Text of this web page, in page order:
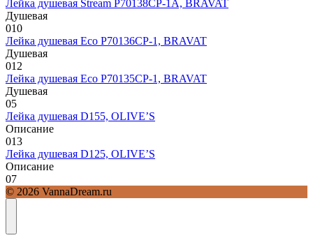
Лейка душевая Stream P70138CP-1A, BRAVAT
Душевая
010
Лейка душевая Eco P70136CP-1, BRAVAT
Душевая
012
Лейка душевая Eco P70135CP-1, BRAVAT
Душевая
05
Лейка душевая D155, OLIVE’S
Описание
013
Лейка душевая D125, OLIVE’S
Описание
07
© 2026 VannaDream.ru